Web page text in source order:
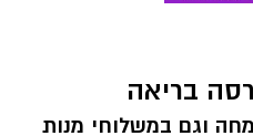
בריאה
וגם במשלוחי מנות